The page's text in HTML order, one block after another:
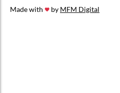
Made with
by MFM Digital